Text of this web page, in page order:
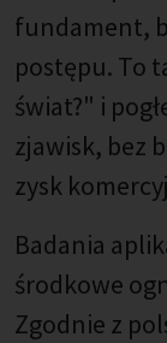
fundament,
postępu. To
świat?" i
zjawisk, bez
zysk
Badania
środkowe
Zgodnie z